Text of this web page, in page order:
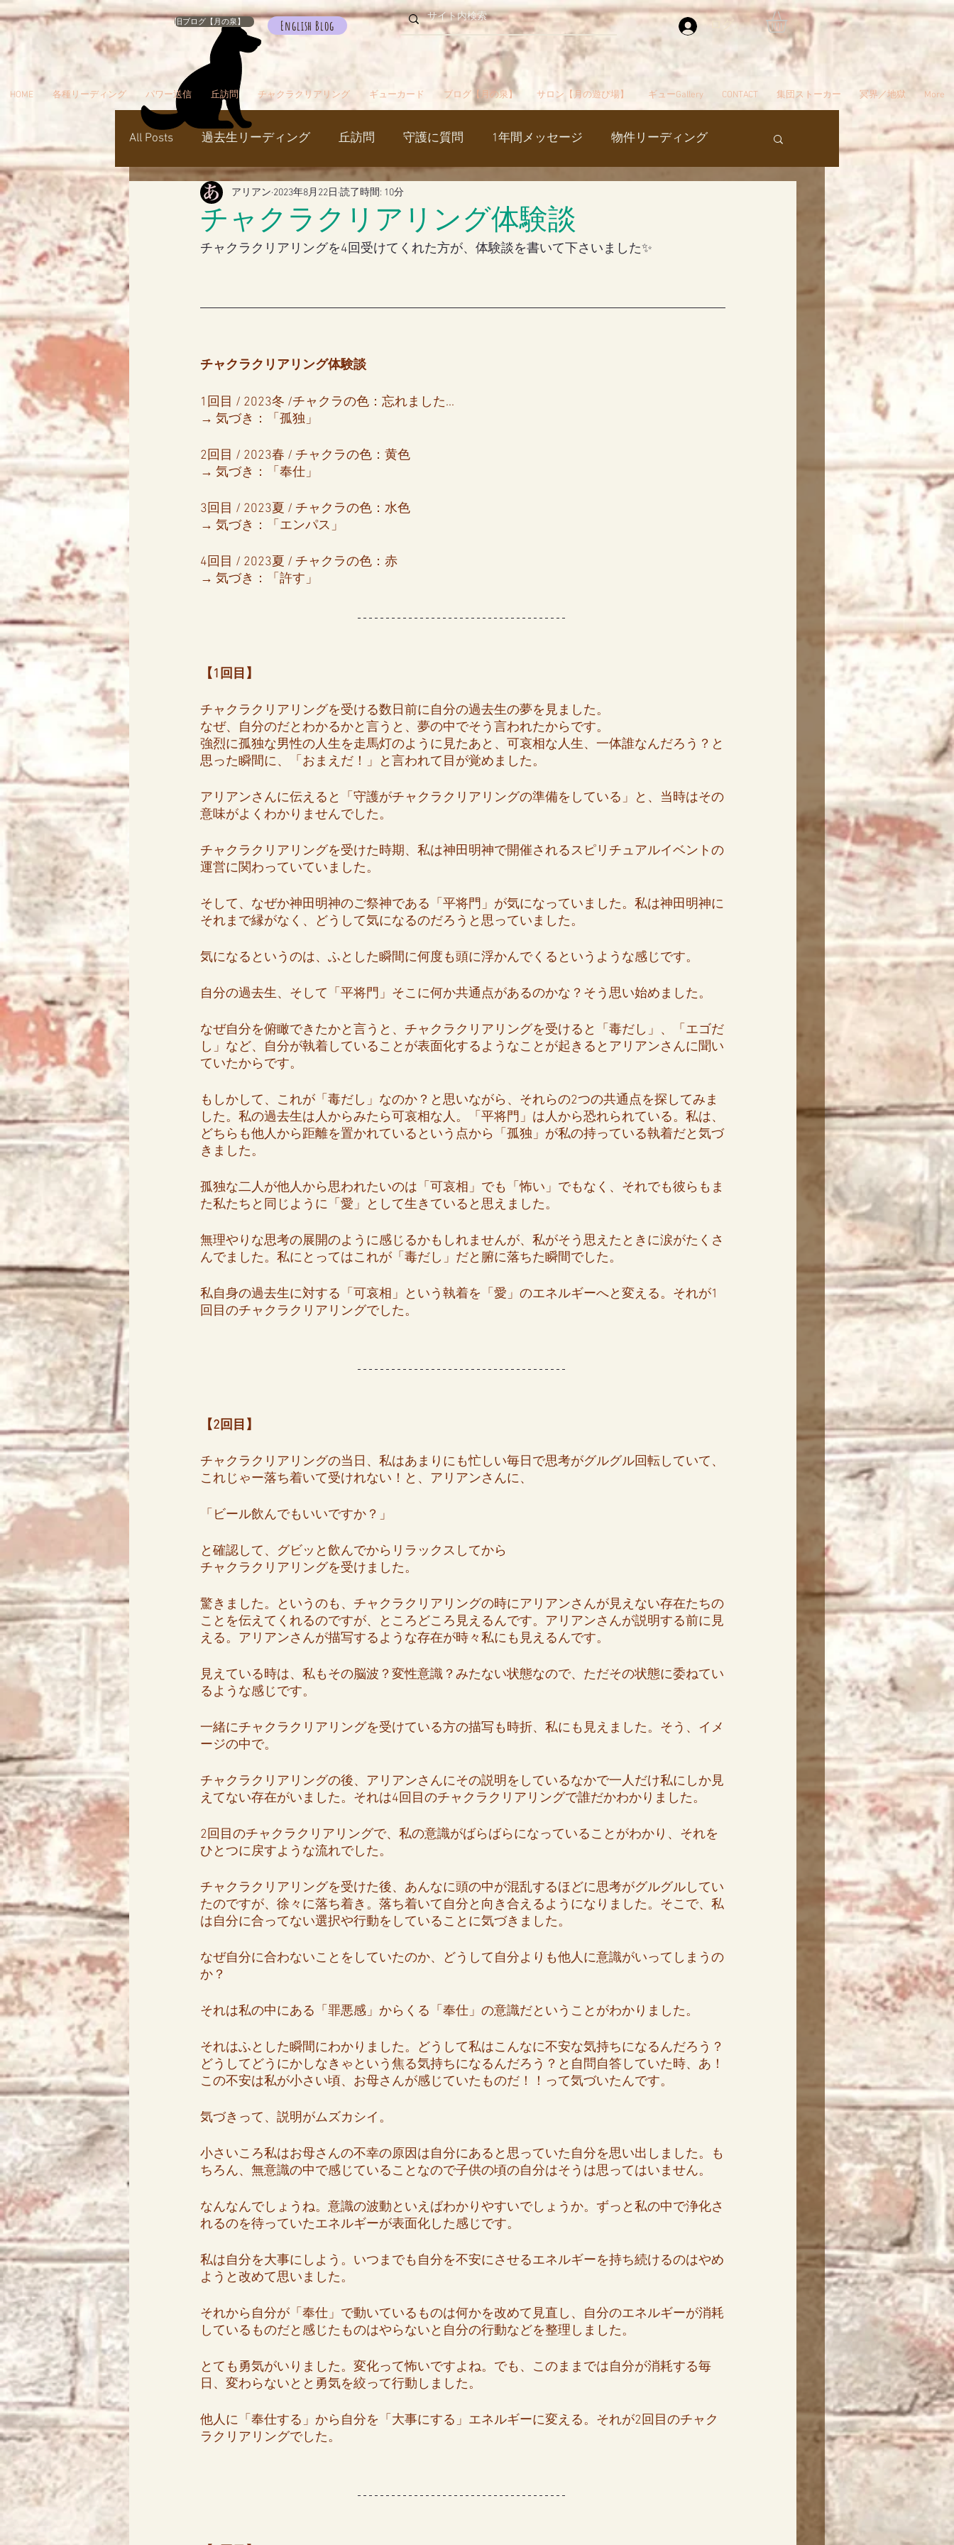
旧ブログ【月の泉】 English Blog ログイン
HOME 各種リーディング パワー送信 丘訪問 チャクラクリアリング ギューカード ブログ【月の泉】 サロン【月の遊び場】 ギューGallery CONTACT 集団ストーカー 冥界／地獄 More
All Posts 過去生リーディング 丘訪問 守護に質問 1年間メッセージ 物件リーディング
パワー送信 冥界 天国 カルマパターン
瞑想でお出かけ 旅／お出かけ ブツブツ言ってるだけ イベント シャスタ編スタート
シャスタ ダンスミュア 覚醒／毒出し 妊娠・出産・不妊 斉木のじいさん 夢 自殺
天使エリア 女の地球の守り方
チャクラクリアリング体験談
アリアン 2023年8月22日 読了時間: 10分
チャクラクリアリングを4回受けてくれた方が、体験談を書いて下さいました✨
チャクラクリアリング体験談
1回目 / 2023冬 /チャクラの色：忘れました...
→ 気づき：「孤独」
2回目 / 2023春 / チャクラの色：黄色
→ 気づき：「奉仕」
3回目 / 2023夏 / チャクラの色：水色
→ 気づき：「エンパス」
4回目 / 2023夏 / チャクラの色：赤
→ 気づき：「許す」
【1回目】
チャクラクリアリングを受ける数日前に自分の過去生の夢を見ました。
なぜ、自分のだとわかるかと言うと、夢の中でそう言われたからです。
強烈に孤独な男性の人生を走馬灯のように見たあと、可哀相な人生、一体誰なんだろう？と
思った瞬間に、「おまえだ！」と言われて目が覚めました。
アリアンさんに伝えると「守護がチャクラクリアリングの準備をしている」と、当時はその
意味がよくわかりませんでした。
チャクラクリアリングを受けた時期、私は神田明神で開催されるスピリチュアルイベントの
運営に関わっていていました。
そして、なぜか神田明神のご祭神である「平将門」が気になっていました。私は神田明神に
それまで縁がなく、どうして気になるのだろうと思っていました。
気になるというのは、ふとした瞬間に何度も頭に浮かんでくるというような感じです。
自分の過去生、そして「平将門」そこに何か共通点があるのかな？そう思い始めました。
なぜ自分を俯瞰できたかと言うと、チャクラクリアリングを受けると「毒だし」、「エゴだ
し」など、自分が執着していることが表面化するようなことが起きるとアリアンさんに聞い
ていたからです。
もしかして、これが「毒だし」なのか？と思いながら、それらの2つの共通点を探してみま
した。私の過去生は人からみたら可哀相な人。「平将門」は人から恐れられている。私は、
どちらも他人から距離を置かれているという点から「孤独」が私の持っている執着だと気づ
きました。
孤独な二人が他人から思われたいのは「可哀相」でも「怖い」でもなく、それでも彼らもま
た私たちと同じように「愛」として生きていると思えました。
無理やりな思考の展開のように感じるかもしれませんが、私がそう思えたときに涙がたくさ
んでました。私にとってはこれが「毒だし」だと腑に落ちた瞬間でした。
私自身の過去生に対する「可哀相」という執着を「愛」のエネルギーへと変える。それが1
回目のチャクラクリアリングでした。
【2回目】
チャクラクリアリングの当日、私はあまりにも忙しい毎日で思考がグルグル回転していて、
これじゃー落ち着いて受けれない！と、アリアンさんに、
「ビール飲んでもいいですか？」
と確認して、グビッと飲んでからリラックスしてから
チャクラクリアリングを受けました。
驚きました。というのも、チャクラクリアリングの時にアリアンさんが見えない存在たちの
ことを伝えてくれるのですが、ところどころ見えるんです。アリアンさんが説明する前に見
える。アリアンさんが描写するような存在が時々私にも見えるんです。
見えている時は、私もその脳波？変性意識？みたない状態なので、ただその状態に委ねてい
るような感じです。
一緒にチャクラクリアリングを受けている方の描写も時折、私にも見えました。そう、イメ
ージの中で。
チャクラクリアリングの後、アリアンさんにその説明をしているなかで一人だけ私にしか見
えてない存在がいました。それは4回目のチャクラクリアリングで誰だかわかりました。
2回目のチャクラクリアリングで、私の意識がばらばらになっていることがわかり、それを
ひとつに戻すような流れでした。
チャクラクリアリングを受けた後、あんなに頭の中が混乱するほどに思考がグルグルしてい
たのですが、徐々に落ち着き。落ち着いて自分と向き合えるようになりました。そこで、私
は自分に合ってない選択や行動をしていることに気づきました。
なぜ自分に合わないことをしていたのか、どうして自分よりも他人に意識がいってしまうの
か？
それは私の中にある「罪悪感」からくる「奉仕」の意識だということがわかりました。
それはふとした瞬間にわかりました。どうして私はこんなに不安な気持ちになるんだろう？
どうしてどうにかしなきゃという焦る気持ちになるんだろう？と自問自答していた時、あ！
この不安は私が小さい頃、お母さんが感じていたものだ！！って気づいたんです。
気づきって、説明がムズカシイ。
小さいころ私はお母さんの不幸の原因は自分にあると思っていた自分を思い出しました。も
ちろん、無意識の中で感じていることなので子供の頃の自分はそうは思ってはいません。
なんなんでしょうね。意識の波動といえばわかりやすいでしょうか。ずっと私の中で浄化さ
れるのを待っていたエネルギーが表面化した感じです。
私は自分を大事にしよう。いつまでも自分を不安にさせるエネルギーを持ち続けるのはやめ
ようと改めて思いました。
それから自分が「奉仕」で動いているものは何かを改めて見直し、自分のエネルギーが消耗
しているものだと感じたものはやらないと自分の行動などを整理しました。
とても勇気がいりました。変化って怖いですよね。でも、このままでは自分が消耗する毎
日、変わらないとと勇気を絞って行動しました。
他人に「奉仕する」から自分を「大事にする」エネルギーに変える。それが2回目のチャク
ラクリアリングでした。